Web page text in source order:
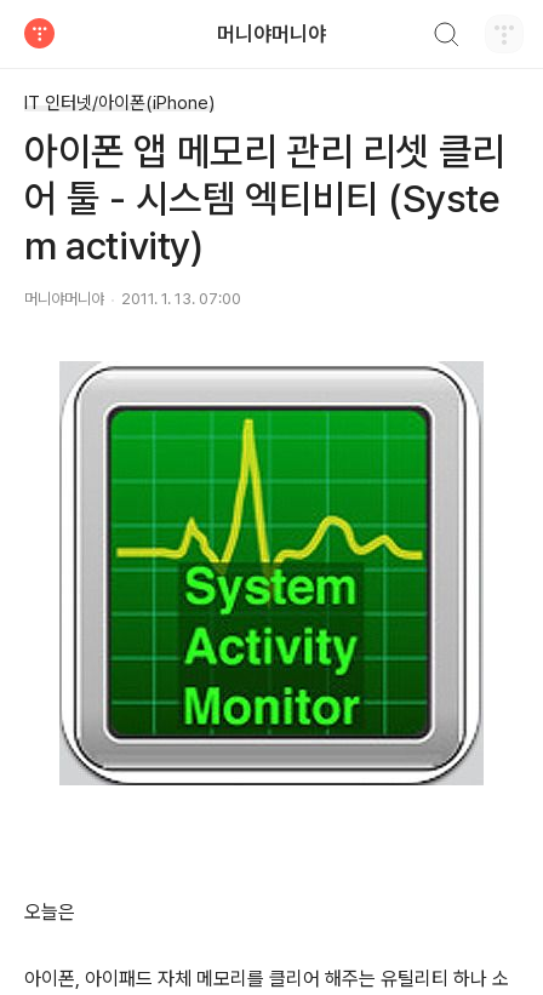
머니야머니야
IT 인터넷/아이폰(iPhone)
아이폰 앱 메모리 관리 리셋 클리
어 툴 - 시스템 엑티비티 (Syste
m activity)
머니야머니야 2011. 1. 13. 07:00
오늘은
아이폰, 아이패드 자체 메모리를 클리어 해주는 유틸리티 하나 소